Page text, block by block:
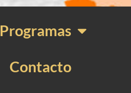
Programas
Contacto